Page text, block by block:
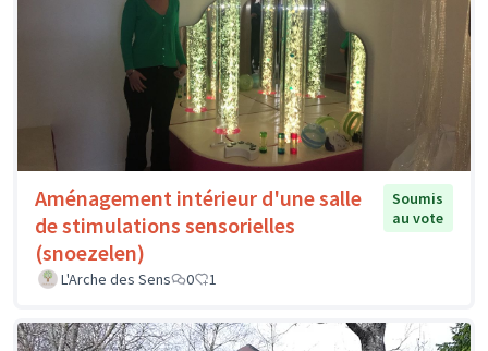
Aménagement intérieur d'une salle
de stimulations sensorielles
(snoezelen)
Soumis
au vote
L'Arche des Sens 0 1